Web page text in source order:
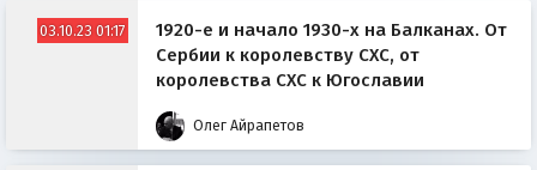
03.10.23 01:17
1920-е и начало 1930-х на Балканах. От
Сербии к королевству СХС, от
королевства СХС к Югославии
Олег Айрапетов